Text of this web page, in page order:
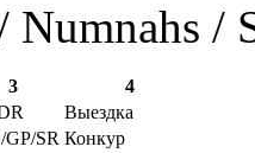
Numnahs /
3
4
Выездка
GP/SR Конкур